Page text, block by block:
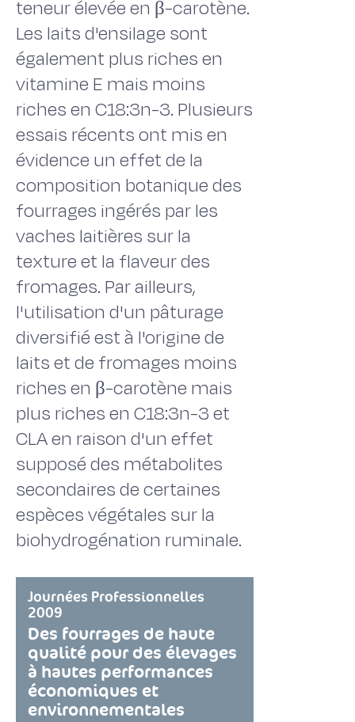
teneur élevée en β-carotène.
Les laits d'ensilage sont
également plus riches en
vitamine E mais moins
riches en C18:3n-3. Plusieurs
essais récents ont mis en
évidence un effet de la
composition botanique des
fourrages ingérés par les
vaches laitières sur la
texture et la flaveur des
fromages. Par ailleurs,
l'utilisation d'un pâturage
diversifié est à l'origine de
laits et de fromages moins
riches en β-carotène mais
plus riches en C18:3n-3 et
CLA en raison d'un effet
supposé des métabolites
secondaires de certaines
espèces végétales sur la
biohydrogénation ruminale.
Journées Professionnelles
2009
Des fourrages de haute
qualité pour des élevages
à hautes performances
économiques et
environnementales